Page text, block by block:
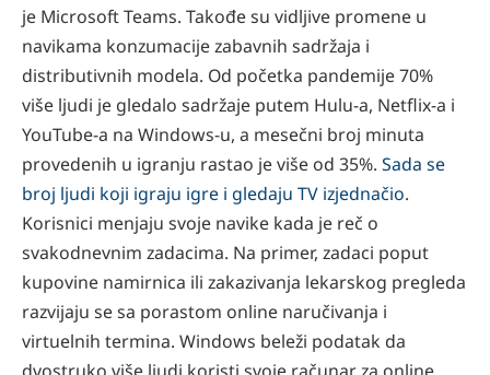
je Microsoft Teams. Takođe su vidljive promene u
navikama konzumacije zabavnih sadržaja i
distributivnih modela. Od početka pandemije 70%
više ljudi je gledalo sadržaje putem Hulu-a, Netflix-a i
YouTube-a na Windows-u, a mesečni broj minuta
provedenih u igranju rastao je više od 35%. Sada se
broj ljudi koji igraju igre i gledaju TV izjednačio.
Korisnici menjaju svoje navike kada je reč o
svakodnevnim zadacima. Na primer, zadaci poput
kupovine namirnica ili zakazivanja lekarskog pregleda
razvijaju se sa porastom online naručivanja i
virtuelnih termina. Windows beleži podatak da